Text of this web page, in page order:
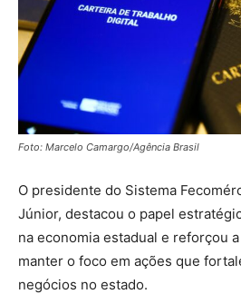
Foto: Marcelo Camargo/Agência Brasil
O presidente do Sistema
Júnior, destacou o papel
na economia estadual e reforçou
manter o foco em ações que
negócios no estado.